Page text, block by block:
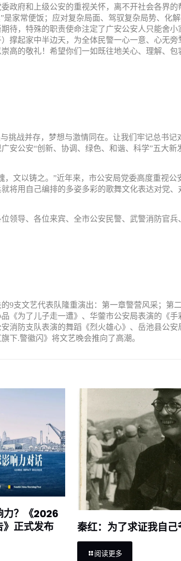
政府和上级公安的重视关怀，离不开社会各界
”是家常便饭；应对复杂局面、驾驭复杂局势、化
待，特殊的职责使命注定了广安公安人只能舍
撑起家中半边天，为全体民警一心一意、心无
高的敬礼！希望你们一如既往地关心、理解、
与挑战并存，梦想与激情同在。让我们牢记总书
安公安“创新、协调、绿色、和谐、科学”五大
，文以铸之。”近年来，市公安局党委高度重视
将用自己编排的多姿多彩的歌舞文化表达对党
领导、各位来宾、全市公安民警、武警消防官
的9支文艺代表队隆重演出：第一章警营风采；第
《为了儿子走一遭》、华蓥市公安局表演的《
消防支队表演的舞蹈《烈火雄心》、岳池县公
下.警徽闪》将文艺晚会推向了高潮。
力？《2026
》正式发布
秦红：为了求证我自
阅读更多